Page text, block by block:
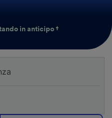
in anticipo †